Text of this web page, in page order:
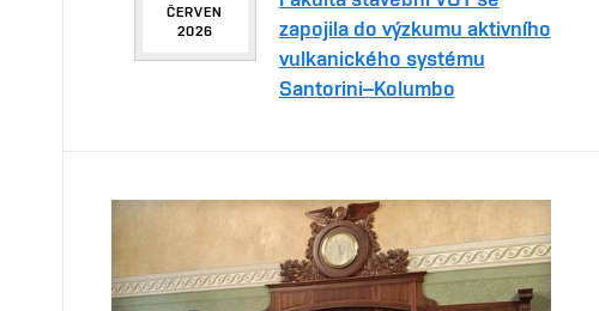
ČERVEN
2026
zapojila do výzkumu aktivního
vulkanického systému
Santorini–Kolumbo